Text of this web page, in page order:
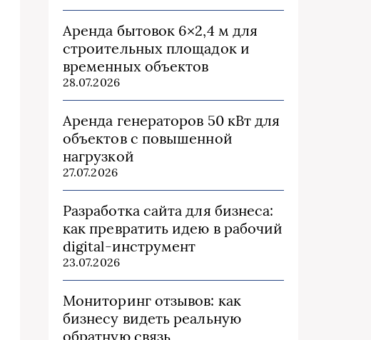
Аренда бытовок 6×2,4 м для
строительных площадок и
временных объектов
28.07.2026
Аренда генераторов 50 кВт для
объектов с повышенной
нагрузкой
27.07.2026
Разработка сайта для бизнеса:
как превратить идею в рабочий
digital-инструмент
23.07.2026
Мониторинг отзывов: как
бизнесу видеть реальную
обратную связь